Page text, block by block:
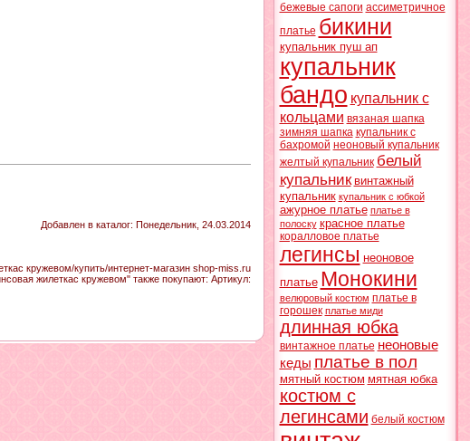
Добавлен в каталог: Понедельник, 24.03.2014
кружевом/купить/интернет-магазин shop-miss.ru
жилеткас кружевом" также покупают: Артикул:
бежевые сапоги ассиметричное
платье бикини
купальник пуш ап
купальник
бандо купальник с
кольцами вязаная шапка
зимняя шапка купальник с
бахромой неоновый купальник
желтый купальник белый
купальник винтажный
купальник купальник с юбкой
ажурное платье платье в
полоску красное платье
коралловое платье
легинсы неоновое
платье Монокини
велюровый костюм платье в
горошек платье миди
длинная юбка
винтажное платье неоновые
кеды платье в пол
мятный костюм мятная юбка
костюм с
легинсами белый костюм